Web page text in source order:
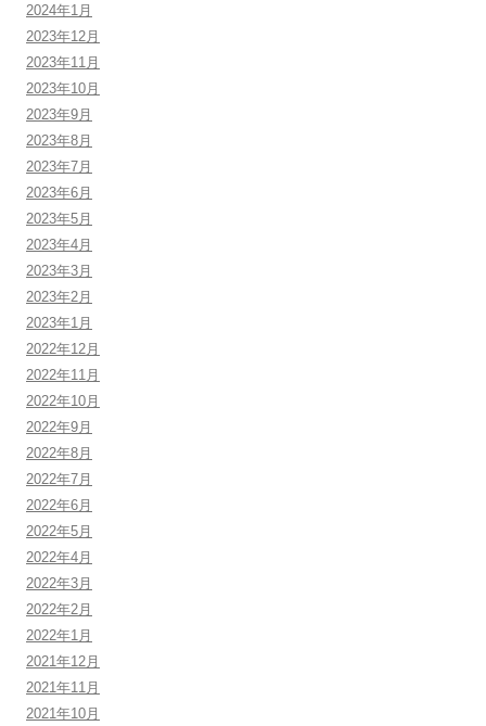
2024年1月
2023年12月
2023年11月
2023年10月
2023年9月
2023年8月
2023年7月
2023年6月
2023年5月
2023年4月
2023年3月
2023年2月
2023年1月
2022年12月
2022年11月
2022年10月
2022年9月
2022年8月
2022年7月
2022年6月
2022年5月
2022年4月
2022年3月
2022年2月
2022年1月
2021年12月
2021年11月
2021年10月